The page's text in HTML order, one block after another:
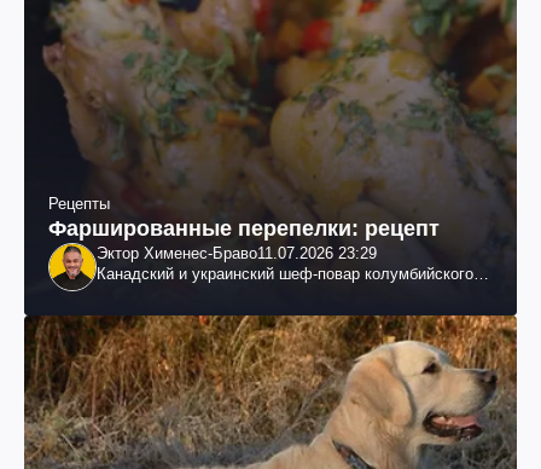
Рецепты
Фаршированные перепелки: рецепт
Эктор Хименес-Браво11.07.2026 23:29
Канадский и украинский шеф-повар колумбийского